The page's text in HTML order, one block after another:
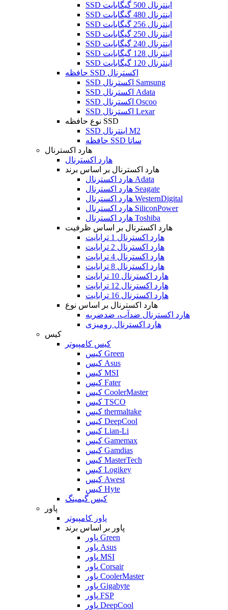
SSD اینترنال 500 گیگابایت
SSD اینترنال 480 گیگابایت
SSD اینترنال 256 گیگابایت
SSD اینترنال 250 گیگابایت
SSD اینترنال 240 گیگابایت
SSD اینترنال 128 گیگابایت
SSD اینترنال 120 گیگابایت
حافظه SSD اکسترنال
SSD اکسترنال Samsung
SSD اکسترنال Adata
SSD اکسترنال Oscoo
SSD اکسترنال Lexar
نوع حافظه SSD
SSD اینترنال M2
حافظه SSD ساتا
هارد اکسترنال
هارد اکسترنال
هارد اکسترنال بر اساس برند
هارد اکسترنال Adata
هارد اکسترنال Seagate
هارد اکسترنال WesternDigital
هارد اکسترنال SiliconPower
هارد اکسترنال Toshiba
هارد اکسترنال بر اساس ظرفیت
هارد اکسترنال 1 ترابایت
هارد اکسترنال 2 ترابایت
هارد اکسترنال 4 ترابایت
هارد اکسترنال 8 ترابایت
هارد اکسترنال 10 ترابایت
هارد اکسترنال 12 ترابایت
هارد اکسترنال 16 ترابایت
هارد اکسترنال بر اساس نوع
هارد اکسترنال ضدآب، ضدضربه
هارد اکسترنال رومیزی
کیس
کیس کامپیوتر
کیس Green
کیس Asus
کیس MSI
کیس Fater
کیس CoolerMaster
کیس TSCO
کیس thermaltake
کیس DeepCool
کیس Lian-Li
کیس Gamemax
کیس Gamdias
کیس MasterTech
کیس Logikey
کیس Awest
کیس Hyte
کیس گیمینگ
پاور
پاور کامپیوتر
پاور بر اساس برند
پاور Green
پاور Asus
پاور MSI
پاور Corsair
پاور CoolerMaster
پاور Gigabyte
پاور FSP
پاور DeepCool